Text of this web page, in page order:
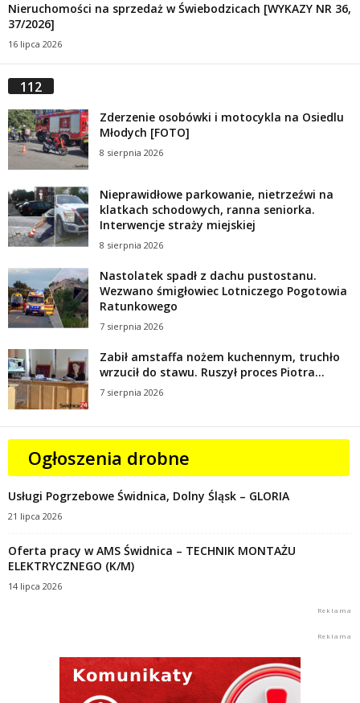
Nieruchomości na sprzedaż w Świebodzicach [WYKAZY NR 36,
37/2026]
16 lipca 2026
112
Zderzenie osobówki i motocykla na Osiedlu
Młodych [FOTO]
8 sierpnia 2026
Nieprawidłowe parkowanie, nietrzeźwi na
klatkach schodowych, ranna seniorka.
Interwencje straży miejskiej
8 sierpnia 2026
Nastolatek spadł z dachu pustostanu.
Wezwano śmigłowiec Lotniczego Pogotowia
Ratunkowego
7 sierpnia 2026
Zabił amstaffa nożem kuchennym, truchło
wrzucił do stawu. Ruszył proces Piotra...
7 sierpnia 2026
Ogłoszenia drobne
Usługi Pogrzebowe Świdnica, Dolny Śląsk – GLORIA
21 lipca 2026
Oferta pracy w AMS Świdnica – TECHNIK MONTAŻU
ELEKTRYCZNEGO (K/M)
14 lipca 2026